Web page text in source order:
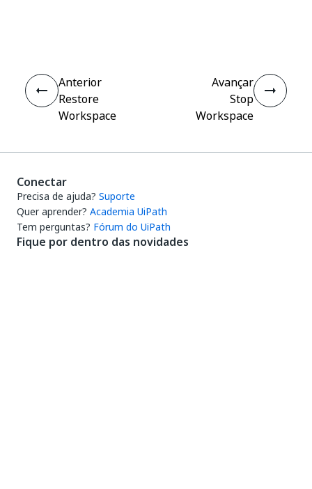
Anterior
Restore
Workspace
Avançar
Stop
Workspace
Conectar
Precisa de ajuda? Suporte
Quer aprender? Academia UiPath
Tem perguntas? Fórum do UiPath
Fique por dentro das novidades